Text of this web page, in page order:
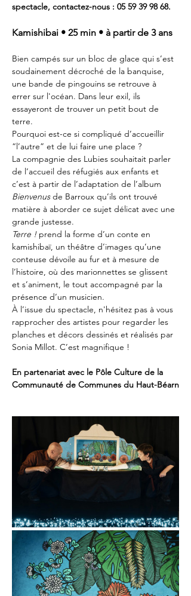
spectacle, contactez-nous : 05 59 39 98 68.
Kamishibai • 25 min • à partir de 3 ans
Bien campés sur un bloc de glace qui s’est
soudainement décroché de la banquise,
une bande de pingouins se retrouve à
errer sur l'océan. Dans leur exil, ils
essayeront de trouver un petit bout de
terre.
Pourquoi est-ce si compliqué d’accueillir
“l’autre” et de lui faire une place ?
La compagnie des Lubies souhaitait parler
de l’accueil des réfugiés aux enfants et
c’est à partir de l’adaptation de l’album
Bienvenus de Barroux qu’ils ont trouvé
matière à aborder ce sujet délicat avec une
grande justesse.
Terre ! prend la forme d’un conte en
kamishibaï, un théâtre d’images qu’une
conteuse dévoile au fur et à mesure de
l’histoire, où des marionnettes se glissent
et s’animent, le tout accompagné par la
présence d’un musicien.
À l’issue du spectacle, n'hésitez pas à vous
rapprocher des artistes pour regarder les
planches et décors dessinés et réalisés par
Sonia Millot. C’est magnifique !
En partenariat avec le Pôle Culture de la
Communauté de Communes du Haut-Béarn